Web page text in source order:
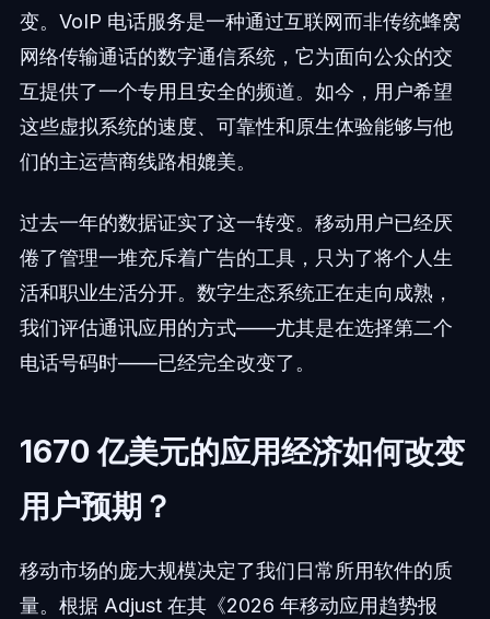
变。VoIP 电话服务是一种通过互联网而非传统蜂窝
网络传输通话的数字通信系统，它为面向公众的交
互提供了一个专用且安全的频道。如今，用户希望
这些虚拟系统的速度、可靠性和原生体验能够与他
们的主运营商线路相媲美。
过去一年的数据证实了这一转变。移动用户已经厌
倦了管理一堆充斥着广告的工具，只为了将个人生
活和职业生活分开。数字生态系统正在走向成熟，
我们评估通讯应用的方式——尤其是在选择第二个
电话号码时——已经完全改变了。
1670 亿美元的应用经济如何改变
用户预期？
移动市场的庞大规模决定了我们日常所用软件的质
量。根据 Adjust 在其《2026 年移动应用趋势报